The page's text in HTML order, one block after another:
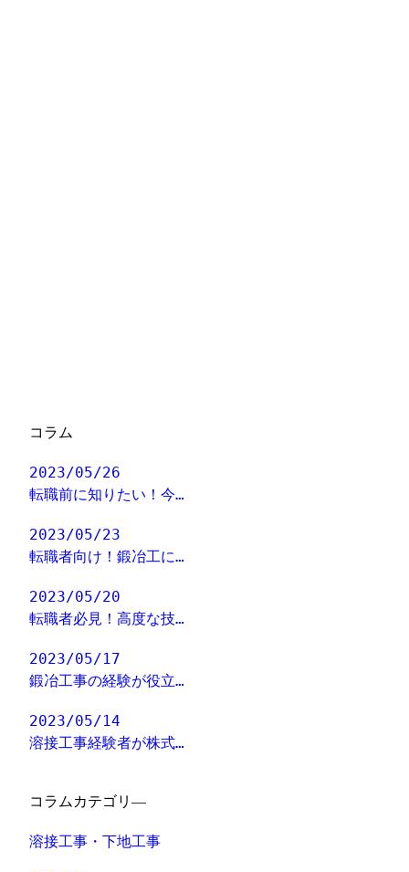
コラム
2023/05/26
転職前に知りたい！今…
2023/05/23
転職者向け！鍛冶工に…
2023/05/20
転職者必見！高度な技…
2023/05/17
鍛冶工事の経験が役立…
2023/05/14
溶接工事経験者が株式…
コラムカテゴリ―
溶接工事・下地工事